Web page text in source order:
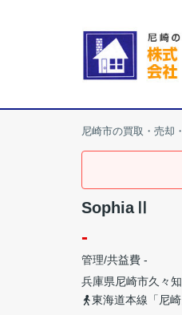
尼崎市の買取・売却
SophiaⅡ
-
管理/共益費 -
兵庫県尼崎市久々知
東海道本線「尼